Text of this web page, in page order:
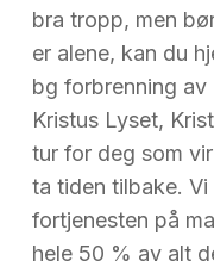
bra tropp, men
er alene, kan du
bg forbrenning av
Kristus Lyset,
tur for deg som
ta tiden tilbake.
fortjenesten på
hele 50 % av alt